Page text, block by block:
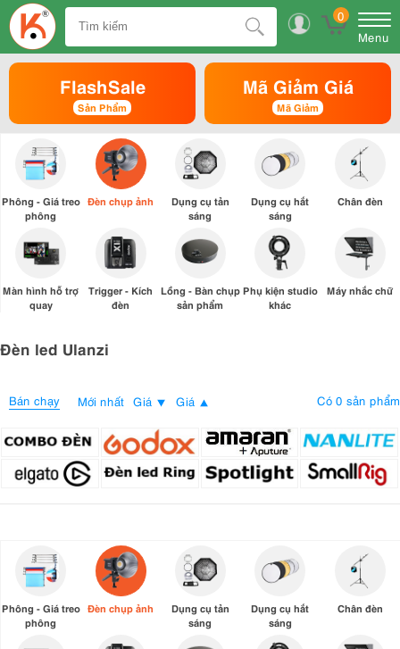
0
Menu
FlashSale
Sản Phẩm
Mã Giảm Giá
Mã Giảm
Phông - Giá treo
phông
Đèn chụp ảnh
Dụng cụ tản
sáng
Dụng cụ hắt
sáng
Chân đèn
Màn hình hỗ trợ
quay
Trigger - Kích
đèn
Lồng - Bàn chụp
sản phẩm
Phụ kiện studio
khác
Máy nhắc chữ
Đèn led Ulanzi
Bán chạy Mới nhất Giá Giá Có 0 sản phẩm
Phông - Giá treo
phông
Đèn chụp ảnh
Dụng cụ tản
sáng
Dụng cụ hắt
sáng
Chân đèn